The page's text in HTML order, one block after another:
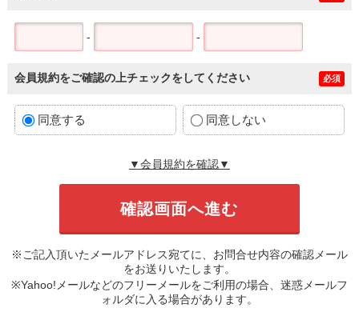
- -
会員規約をご確認の上チェックをしてください 必須
同意する 同意しない
▼会員規約を確認▼
※ご記入頂いたメールアドレス宛てに、お問合せ内容の確認メール
をお送りいたします。
※Yahoo!メールなどのフリーメールをご利用の場合、迷惑メールフ
ォルダに入る場合があります。